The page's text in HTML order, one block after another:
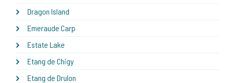
Dragon Island
Emeraude Carp
Estate Lake
Etang de Chigy
Etang de Drulon